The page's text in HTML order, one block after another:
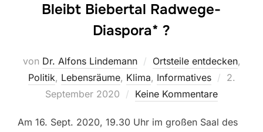
Bleibt Biebertal Radwege-
Diaspora* ?
von Dr. Alfons Lindemann Ortsteile entdecken,
Politik, Lebensräume, Klima, Informatives
2.
September 2020
Keine Kommentare
Am 16. Sept. 2020, 19.30 Uhr im großen Saal des